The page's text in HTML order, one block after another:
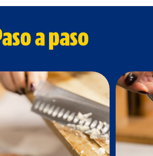
a paso